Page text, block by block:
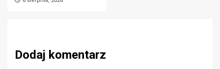
Dodaj komentarz